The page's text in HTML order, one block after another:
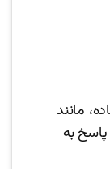
مانند
به